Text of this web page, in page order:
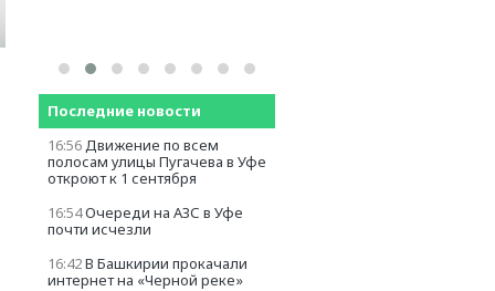
Последние новости
16:56Движение по всем
полосам улицы Пугачева в Уфе
откроют к 1 сентября
16:54Очереди на АЗС в Уфе
почти исчезли
16:42В Башкирии прокачали
интернет на «Черной реке»